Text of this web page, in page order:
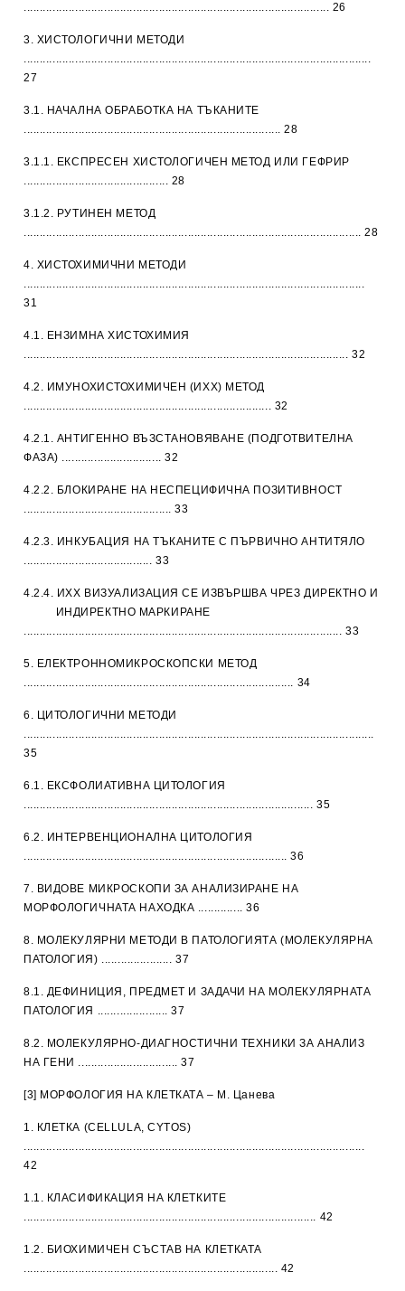
............................................................................................... 26
3. ХИСТОЛОГИЧНИ МЕТОДИ
............................................................................................................
27
3.1. НАЧАЛНА ОБРАБОТКА НА ТЪКАНИТЕ
................................................................................ 28
3.1.1. ЕКСПРЕСЕН ХИСТОЛОГИЧЕН МЕТОД ИЛИ ГЕФРИР
............................................. 28
3.1.2. РУТИНЕН МЕТОД
......................................................................................................... 28
4. ХИСТОХИМИЧНИ МЕТОДИ
..........................................................................................................
31
4.1. ЕНЗИМНА ХИСТОХИМИЯ
..................................................................................................... 32
4.2. ИМУНОХИСТОХИМИЧЕН (ИХХ) МЕТОД
............................................................................. 32
4.2.1. АНТИГЕННО ВЪЗСТАНОВЯВАНЕ (ПОДГОТВИТЕЛНА
ФАЗА) ............................... 32
4.2.2. БЛОКИРАНЕ НА НЕСПЕЦИФИЧНА ПОЗИТИВНОСТ
.............................................. 33
4.2.3. ИНКУБАЦИЯ НА ТЪКАНИТЕ С ПЪРВИЧНО АНТИТЯЛО
........................................ 33
4.2.4. ИХХ ВИЗУАЛИЗАЦИЯ СЕ ИЗВЪРШВА ЧРЕЗ ДИРЕКТНО И
ИНДИРЕКТНО МАРКИРАНЕ
................................................................................................... 33
5. EЛЕКТРОННОМИКРОСКОПСКИ МЕТОД
.................................................................................... 34
6. ЦИТОЛОГИЧНИ МЕТОДИ
.............................................................................................................
35
6.1. ЕКСФОЛИАТИВНА ЦИТОЛОГИЯ
.......................................................................................... 35
6.2. ИНТЕРВЕНЦИОНАЛНА ЦИТОЛОГИЯ
.................................................................................. 36
7. ВИДОВЕ МИКРОСКОПИ ЗА АНАЛИЗИРАНЕ НА
МОРФОЛОГИЧНАТА НАХОДКА .............. 36
8. МОЛЕКУЛЯРНИ МЕТОДИ В ПАТОЛОГИЯТА (МОЛЕКУЛЯРНА
ПАТОЛОГИЯ) ...................... 37
8.1. ДЕФИНИЦИЯ, ПРЕДМЕТ И ЗАДАЧИ НА МОЛЕКУЛЯРНАТА
ПАТОЛОГИЯ ...................... 37
8.2. МОЛЕКУЛЯРНО-ДИАГНОСТИЧНИ ТЕХНИКИ ЗА АНАЛИЗ
НА ГЕНИ ............................... 37
[3] МОРФОЛОГИЯ НА КЛЕТКАТА – М. Цанева
1. КЛЕТКА (CELLULA, CYTOS)
..........................................................................................................
42
1.1. КЛАСИФИКАЦИЯ НА КЛЕТКИТЕ
........................................................................................... 42
1.2. БИОХИМИЧЕН СЪСТАВ НА КЛЕТКАТА
............................................................................... 42